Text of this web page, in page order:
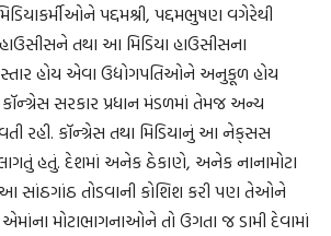
પદ્દમશ્રી, પદ્દમભુષણ વગેરેથી
હાઉસીસને તથા આ મિડિયા હાઉસીસના
હોય એવા ઉદ્યોગપતિઓને અનુકૂળ હોય
સરકાર પ્રધાન મંડળમાં તેમજ અન્ય
રહી. કૉન્ગ્રેસ તથા મિડિયાનું આ નેક્‌સસ
હતું. દેશમાં અનેક ઠેકાણે, અનેક નાનામોટા
આ સાંઠગાંઠ તોડવાની કોશિશ કરી પણ તેઓને
મોટાભાગનાઓને તો ઉગતા જ ડામી દેવામાં